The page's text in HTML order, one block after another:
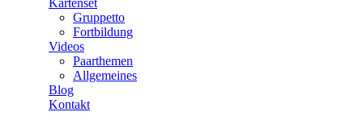
Kartenset
Gruppetto
Fortbildung
Videos
Paarthemen
Allgemeines
Blog
Kontakt